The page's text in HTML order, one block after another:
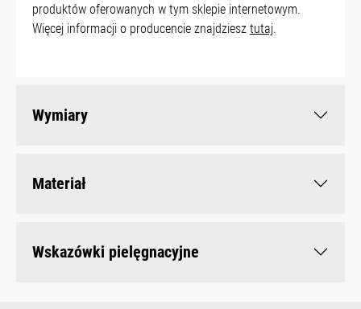
produktów oferowanych w tym sklepie internetowym.
Więcej informacji o producencie znajdziesz tutaj.
Wymiary
Materiał
Wskazówki pielęgnacyjne